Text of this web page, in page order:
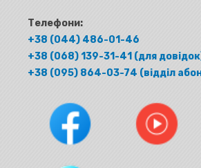
Телефони:
+38 (044) 486-01-46
+38 (068) 139-31-41 (для
+38 (095) 864-03-74 (відділ